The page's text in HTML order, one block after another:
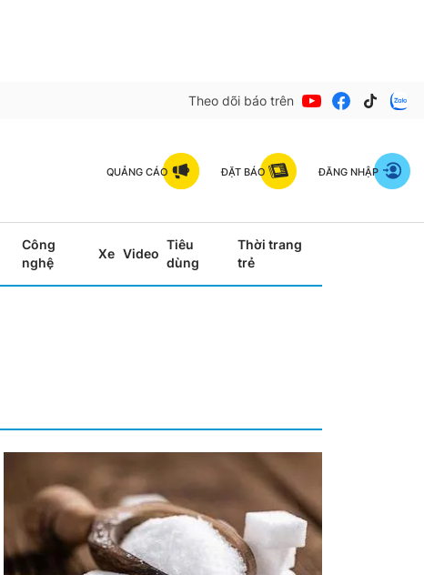
Theo dõi báo trên
QUẢNG CÁO ĐẶT BÁO ĐĂNG NHẬP
Công
nghệ
Xe Video
Tiêu
dùng
Thời trang
trẻ